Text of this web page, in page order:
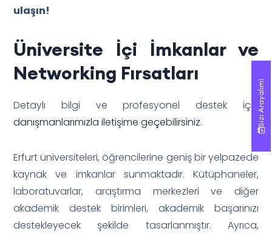
ulaşın!
Üniversite İçi İmkanlar ve
Networking Fırsatları
Detaylı bilgi ve profesyonel destek için
danışmanlarımızla iletişime geçebilirsiniz.
Erfurt üniversiteleri, öğrencilerine geniş bir yelpazede
kaynak ve imkanlar sunmaktadır. Kütüphaneler,
laboratuvarlar, araştırma merkezleri ve diğer
akademik destek birimleri, akademik başarınızı
destekleyecek şekilde tasarlanmıştır. Ayrıca,
Sizi Arayalım!
Sizi Arayalım!